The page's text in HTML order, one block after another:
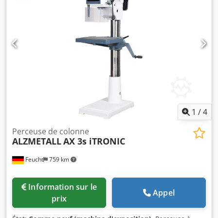
perçage de 40 mm dans l’acier ST 60 - Course du mandrin
de 120 mm - Cône du mandrin MK 3 - Diamètre de la
colonne de 115 mm - Avance de 0,1 + 0,2 mm/tr -
Puissance du moteur de 1,0 / 1,6 kW - Dimensions de la
table : 515 x 360 mm
1 /4
Feucht 759 km
Perceuse de colonne
ALZMETALLAX 3s iTRONIC
prix
Appel